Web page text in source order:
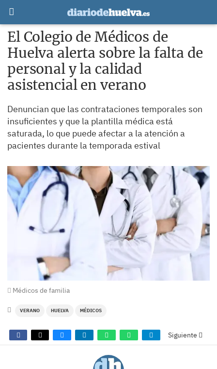
El Colegio de Médicos de
Huelva alerta sobre la falta de
personal y la calidad
asistencial en verano
Denuncian que las contrataciones temporales son
insuficientes y que la plantilla médica está
saturada, lo que puede afectar a la atención a
pacientes durante la temporada estival
Médicos de familia
VERANO HUELVA MÉDICOS
Siguiente